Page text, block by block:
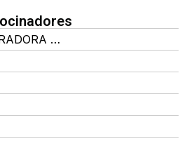
IDEALL ADMINISTRADORA DE BENEFÍCIOS